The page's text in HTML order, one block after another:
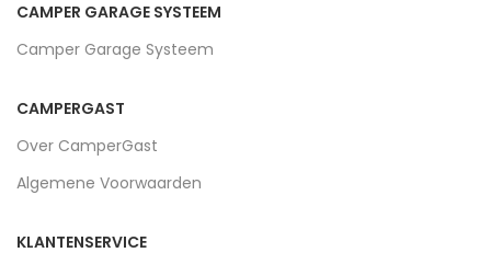
CAMPER GARAGE SYSTEEM
Camper Garage Systeem
CAMPERGAST
Over CamperGast
Algemene Voorwaarden
KLANTENSERVICE